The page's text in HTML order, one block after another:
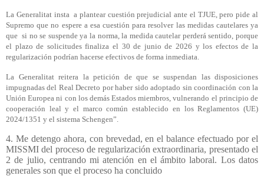
La Generalitat insta a plantear cuestión prejudicial ante el TJUE, pero pide al
Supremo que no espere a esa cuestión para resolver las medidas cautelares ya
que si no se suspende ya la norma, la medida cautelar perderá sentido, porque
el plazo de solicitudes finaliza el 30 de junio de 2026 y los efectos de la
regularización podrían hacerse efectivos de forma inmediata.
La Generalitat reitera la petición de que se suspendan las disposiciones
impugnadas del Real Decreto por haber sido adoptado sin coordinación con la
Unión Europea ni con los demás Estados miembros, vulnerando el principio de
cooperación leal y el marco común establecido en los Reglamentos (UE)
2024/1351 y el sistema Schengen”.
4. Me detengo ahora, con brevedad, en el balance efectuado por el
MISSMI del proceso de regularización extraordinaria, presentado el
2 de julio, centrando mi atención en el ámbito laboral. Los datos
generales son que el proceso ha concluido